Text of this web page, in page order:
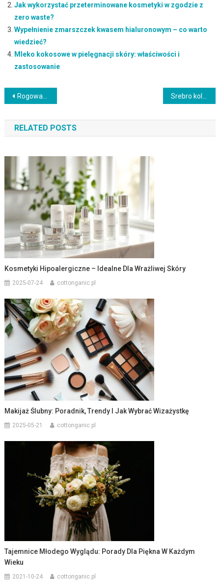
Jak wykorzystać przeterminowane kosmetyki w zgodzie z
zero waste?
Wypełnienie zmarszczek kwasem hialuronowym – co warto
wiedzieć?
Mleko kokosowe w pielęgnacji skóry: właściwości i
zastosowanie
Nawigacja
wpisu
Rogowacenie okołomieszkowe: objawy, przyczyny i skuteczne leczenie
RELATED POSTS
Kosmetyki Hipoalergiczne – Idealne Dla Wrażliwej Skóry
2025-07-24 cottonganic.pl
Makijaż Ślubny: Poradnik, Trendy I Jak Wybrać Wizażystkę
2025-05-21 cottonganic.pl
Tajemnice Młodego Wyglądu: Porady Dla Piękna W Każdym
Wieku
2021-10-24 cottonganic.pl